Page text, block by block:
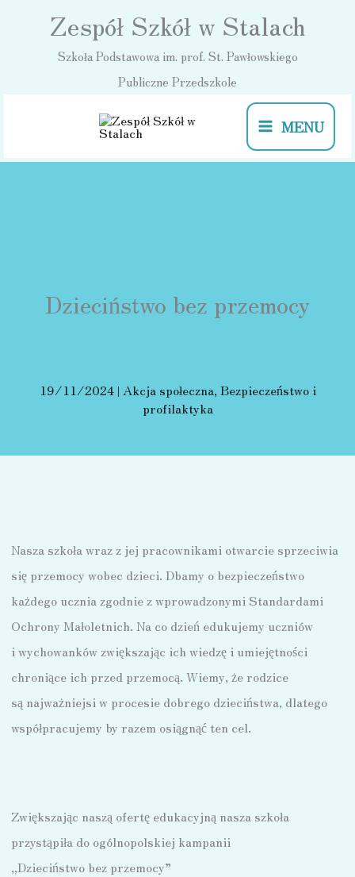
Zespół Szkół w Stalach
Szkoła Podstawowa im. prof. St. Pawłowskiego
Publiczne Przedszkole
MENU
Dzieciństwo bez przemocy
19/11/2024 | Akcja społeczna,Bezpieczeństwo i
profilaktyka
Nasza szkoła wraz z jej pracownikami otwarcie sprzeciwia
się przemocy wobec dzieci. Dbamy o bezpieczeństwo
każdego ucznia zgodnie z wprowadzonymi Standardami
Ochrony Małoletnich. Na co dzień edukujemy uczniów
i wychowanków zwiększając ich wiedzę i umiejętności
chroniące ich przed przemocą. Wiemy, że rodzice
są najważniejsi w procesie dobrego dzieciństwa, dlatego
współpracujemy by razem osiągnąć ten cel.
Zwiększając naszą ofertę edukacyjną nasza szkoła
przystąpiła do ogólnopolskiej kampanii
„Dzieciństwo bez przemocy”